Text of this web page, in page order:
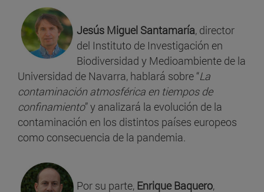
Jesús Miguel Santamaría, director
del Instituto de Investigación en
Biodiversidad y Medioambiente de la
Universidad de Navarra, hablará sobre “La
contaminación atmosférica en tiempos de
confinamiento” y analizará la evolución de la
contaminación en los distintos países europeos
como consecuencia de la pandemia.
Por su parte, Enrique Baquero,